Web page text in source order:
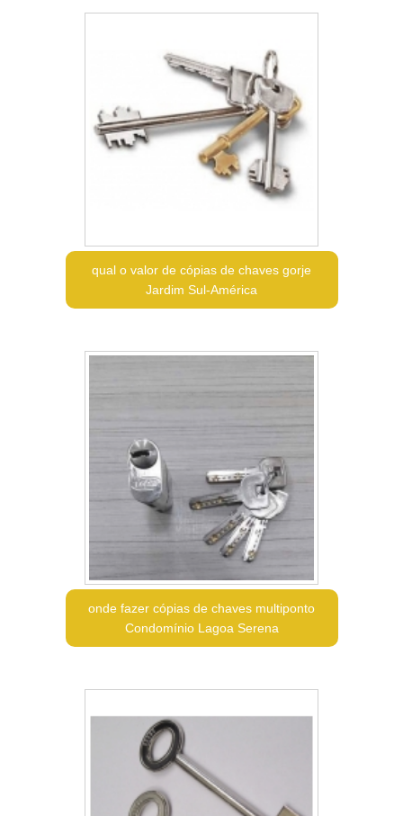
qual o valor de cópias de chaves gorje
Jardim Sul-América
onde fazer cópias de chaves multiponto
Condomínio Lagoa Serena